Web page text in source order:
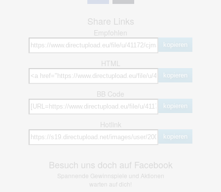
Share Links
Empfohlen
kopieren
HTML
kopieren
BB Code
kopieren
Hotlink
kopieren
Besuch uns doch auf Facebook
Spannende Gewinnspiele und Aktionen
warten auf dich!